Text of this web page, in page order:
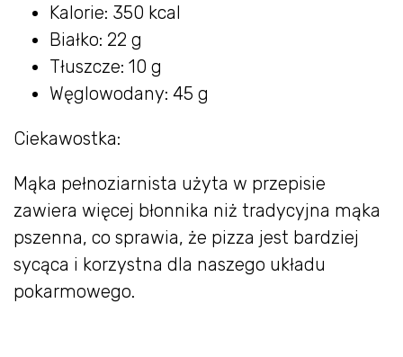
Kalorie: 350 kcal
Białko: 22 g
Tłuszcze: 10 g
Węglowodany: 45 g
Ciekawostka:
Mąka pełnoziarnista użyta w przepisie
zawiera więcej błonnika niż tradycyjna mąka
pszenna, co sprawia, że pizza jest bardziej
sycąca i korzystna dla naszego układu
pokarmowego.